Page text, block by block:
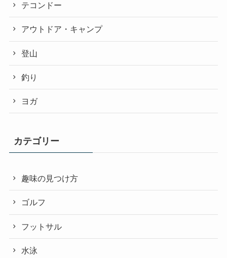
テコンドー
アウトドア・キャンプ
登山
釣り
ヨガ
カテゴリー
趣味の見つけ方
ゴルフ
フットサル
水泳